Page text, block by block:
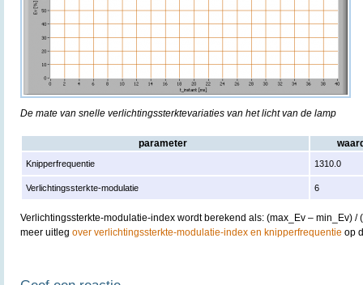
De mate van snelle verlichtingssterktevariaties van het licht van de lamp
parameter
Knipperfrequentie 1310.0
Verlichtingssterkte-modulatie 6
Verlichtingssterkte-modulatie-index wordt berekend als: (max_Ev – min_Ev) /
meer uitleg over verlichtingssterkte-modulatie-index en knipperfrequentie op